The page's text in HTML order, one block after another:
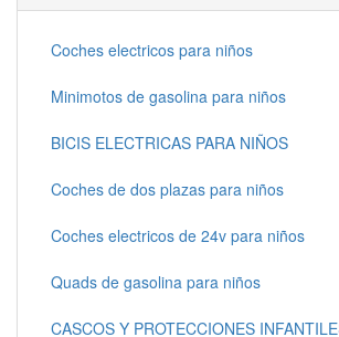
Coches electricos para niños
Minimotos de gasolina para niños
BICIS ELECTRICAS PARA NIÑOS
Coches de dos plazas para niños
Coches electricos de 24v para niños
Quads de gasolina para niños
CASCOS Y PROTECCIONES